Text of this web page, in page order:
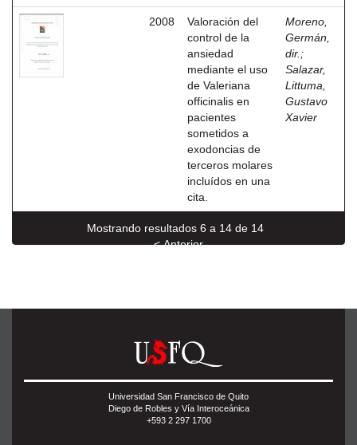
2008
Valoración del
control de la
ansiedad
mediante el uso
de Valeriana
officinalis en
pacientes
sometidos a
exodoncias de
terceros molares
incluídos en una
cita.
Moreno,
Germán,
dir. ;
Salazar,
Littuma,
Gustavo
Xavier
Mostrando resultados 6 a 14 de 14
< Anterior
Universidad San Francisco de Quito
Diego de Robles y Vía Interoceánica
+593 2 297 1700